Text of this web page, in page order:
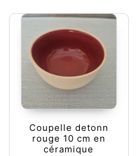
Coupelle detonn
rouge 10 cm en
céramique